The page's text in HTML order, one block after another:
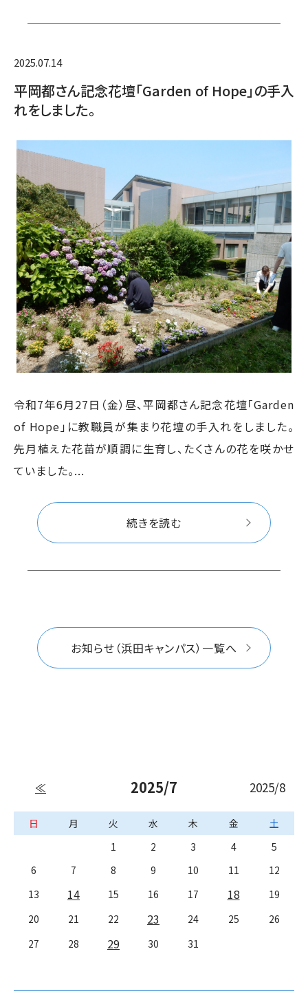
2025.07.14
平岡都さん記念花壇「Garden of Hope」の手入
れをしました。
令和7年6月27日（金）昼、平岡都さん記念花壇「Garden
of Hope」に教職員が集まり花壇の手入れをしました。
先月植えた花苗が順調に生育し、たくさんの花を咲かせ
ていました。...
続きを読む
お知らせ（浜田キャンパス）一覧へ
≪ 2025/7 2025/8
日 月 火 水 木 金
土
1
2 3 4
5
6
7 8 9 10 11
12
13
14 15 16 17 18
19
20
21 22 23 24 25
26
27
28 29 30 31